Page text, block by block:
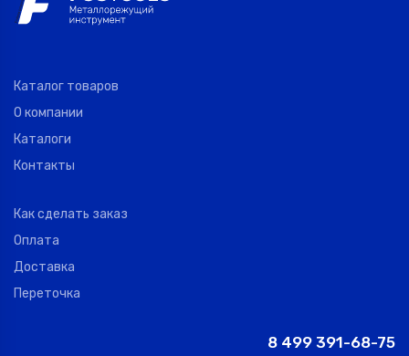
Каталог товаров
О компании
Каталоги
Контакты
Как сделать заказ
Оплата
Доставка
Переточка
8 499 391-68-75